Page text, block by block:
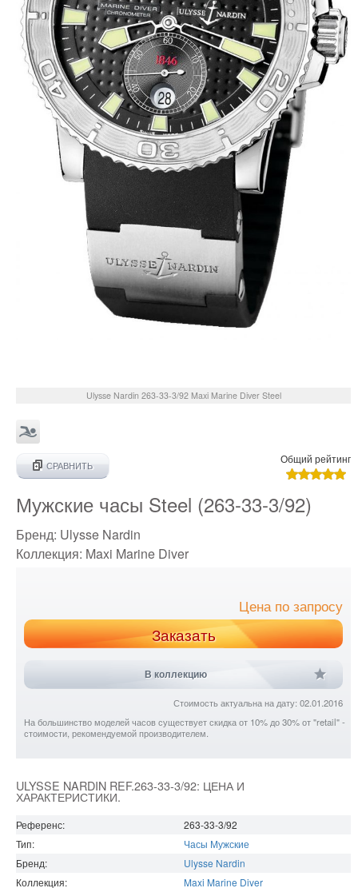
Ulysse Nardin 263-33-3/92 Maxi Marine Diver Steel
СРАВНИТЬ
Общий рейтинг
Мужские часы Steel (263-33-3/92)
Бренд: Ulysse Nardin
Коллекция: Maxi Marine Diver
Цена по запросу
Заказать
В коллекцию
Стоимость актуальна на дату: 02.01.2016
На большинство моделей часов существует скидка от 10% до 30% от "retail" -
стоимости, рекомендуемой производителем.
ULYSSE NARDIN REF.263-33-3/92: ЦЕНА И
ХАРАКТЕРИСТИКИ.
Референс:
263-33-3/92
Тип:
Часы Мужские
Бренд:
Ulysse Nardin
Коллекция:
Maxi Marine Diver